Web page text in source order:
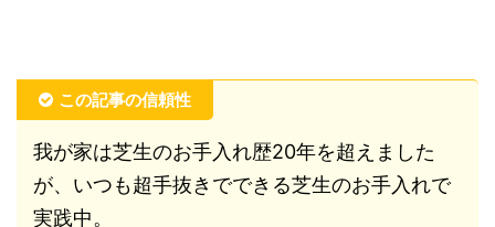
この記事の信頼性
我が家は芝生のお手入れ歴20年を超えました
が、いつも超手抜きでできる芝生のお手入れで
実践中。